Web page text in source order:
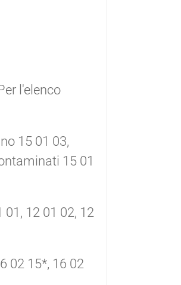
l'elenco
15 01 03,
15 01
12 01 02, 12
02 15*, 16 02